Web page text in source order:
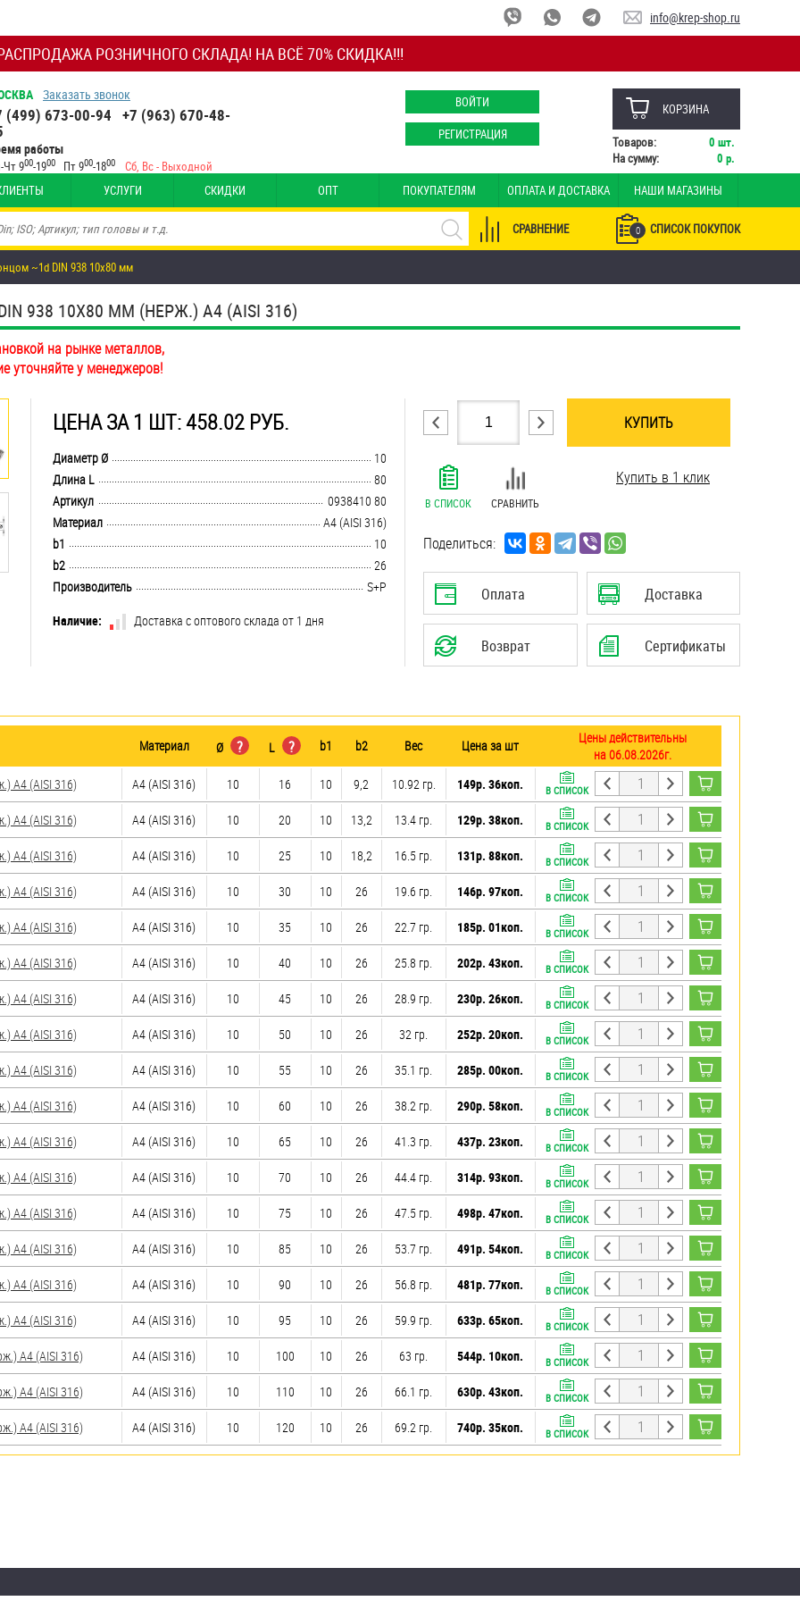
РОЗНИЧНОГО СКЛАДА! НА ВСЁ 70% СКИДКА!!!
info@krep-shop.ru
Заказать звонок
(499) 673-00-94 +7 (963) 670-48-
работы
Чт 900-1900 Пт 900-1800 Сб, Вс - Выходной
ВОЙТИ
РЕГИСТРАЦИЯ
КОРЗИНА
Товаров: 0 шт.
На сумму:
0 р.
УСЛУГИ СКИДКИ ОПТ ПОКУПАТЕЛЯМ ОПЛАТА И ДОСТАВКА НАШИ МАГАЗИНЫ
0 СПИСОК ПОКУПОК
СРАВНЕНИЕ
~1d DIN 938 10х80 мм
938 10Х80 ММ (НЕРЖ.) A4 (AISI 316)
на рынке металлов,
уточняйте у менеджеров!
ЦЕНА ЗА 1 ШТ: 458.02 РУБ.
........................................................................................................................................................................................................
Диаметр Ø
10
........................................................................................................................................................................................................
Длина L
80
........................................................................................................................................................................................................
Артикул
0938410 80
........................................................................................................................................................................................................
Материал
A4 (AISI 316)
........................................................................................................................................................................................................
b1
10
........................................................................................................................................................................................................
b2
26
........................................................................................................................................................................................................
Производитель
S+P
Наличие:
Доставка с оптового склада от 1 дня
КУПИТЬ
В СПИСОК СРАВНИТЬ
Купить в 1 клик
Поделиться:
Оплата Доставка
Возврат Сертификаты
Материал Ø ? L ? b1 b2 Вес Цена за шт
Цены действительны
на 06.08.2026г.
A4 (AISI 316)
A4 (AISI 316) 10 16 10 9,2 10.92 гр. 149р. 36коп. В СПИСОК
A4 (AISI 316) A4 (AISI 316) 10 20 10 13,2 13.4 гр. 129р. 38коп. В СПИСОК
A4 (AISI 316) A4 (AISI 316) 10 25 10 18,2 16.5 гр. 131р. 88коп. В СПИСОК
A4 (AISI 316) A4 (AISI 316) 10 30 10 26 19.6 гр. 146р. 97коп. В СПИСОК
A4 (AISI 316) A4 (AISI 316) 10 35 10 26 22.7 гр. 185р. 01коп. В СПИСОК
A4 (AISI 316) A4 (AISI 316) 10 40 10 26 25.8 гр. 202р. 43коп. В СПИСОК
A4 (AISI 316) A4 (AISI 316) 10 45 10 26 28.9 гр. 230р. 26коп. В СПИСОК
A4 (AISI 316) A4 (AISI 316) 10 50 10 26 32 гр. 252р. 20коп. В СПИСОК
A4 (AISI 316) A4 (AISI 316) 10 55 10 26 35.1 гр. 285р. 00коп. В СПИСОК
A4 (AISI 316) A4 (AISI 316) 10 60 10 26 38.2 гр. 290р. 58коп. В СПИСОК
A4 (AISI 316) A4 (AISI 316) 10 65 10 26 41.3 гр. 437р. 23коп. В СПИСОК
A4 (AISI 316) A4 (AISI 316) 10 70 10 26 44.4 гр. 314р. 93коп. В СПИСОК
A4 (AISI 316) A4 (AISI 316) 10 75 10 26 47.5 гр. 498р. 47коп. В СПИСОК
A4 (AISI 316) A4 (AISI 316) 10 85 10 26 53.7 гр. 491р. 54коп. В СПИСОК
A4 (AISI 316) A4 (AISI 316) 10 90 10 26 56.8 гр. 481р. 77коп. В СПИСОК
A4 (AISI 316) A4 (AISI 316) 10 95 10 26 59.9 гр. 633р. 65коп. В СПИСОК
A4 (AISI 316) A4 (AISI 316) 10 100 10 26 63 гр. 544р. 10коп. В СПИСОК
A4 (AISI 316) A4 (AISI 316) 10 110 10 26 66.1 гр. 630р. 43коп. В СПИСОК
A4 (AISI 316) A4 (AISI 316) 10 120 10 26 69.2 гр. 740р. 35коп. В СПИСОК